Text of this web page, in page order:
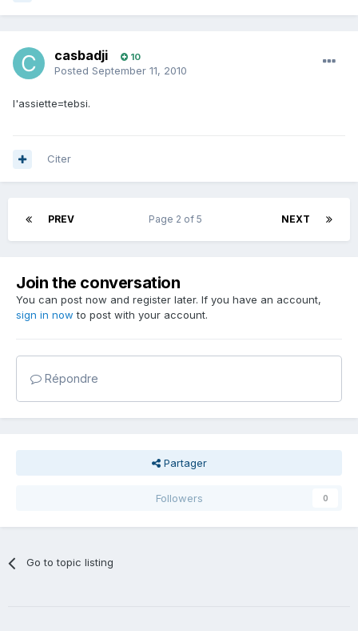
casbadji 10
Posted September 11, 2010
l'assiette=tebsi.
Citer
PREV NEXT
Page 2 of 5
Join the conversation
You can post now and register later. If you have an account,
sign in now to post with your account.
Répondre
Partager
Followers 0
Go to topic listing